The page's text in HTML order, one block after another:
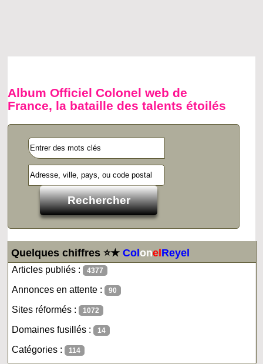
Album Officiel Colonel web de
France, la bataille des talents étoilés
Quelques chiffres ⭐★ColonelReyel
Articles publiés : 4377
Annonces en attente : 90
Sites réformés : 1072
Domaines fusillés : 14
Catégories : 114